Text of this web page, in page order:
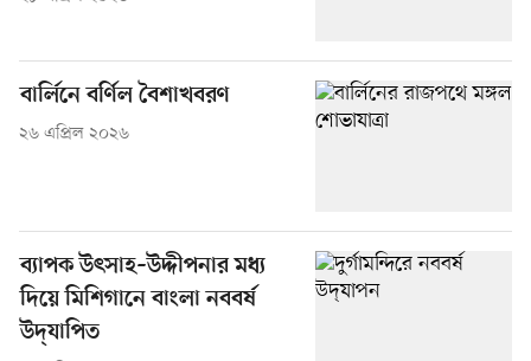
বার্লিনে বর্ণিল বৈশাখবরণ
২৬ এপ্রিল ২০২৬
ব্যাপক উৎসাহ–উদ্দীপনার মধ্য
দিয়ে মিশিগানে বাংলা নববর্ষ
উদ্‌যাপিত